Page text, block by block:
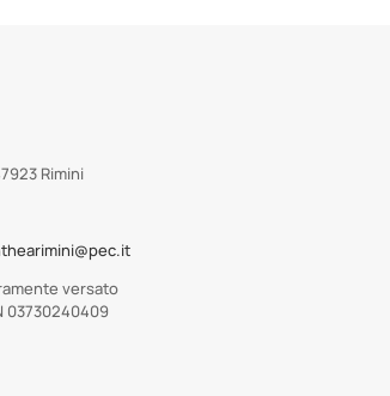
Rimini
versato
03730240409